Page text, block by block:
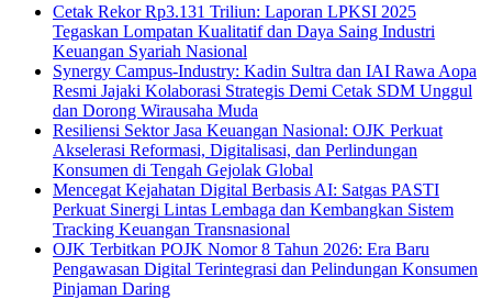
Cetak Rekor Rp3.131 Triliun: Laporan LPKSI 2025
Tegaskan Lompatan Kualitatif dan Daya Saing Industri
Keuangan Syariah Nasional
Synergy Campus-Industry: Kadin Sultra dan IAI Rawa Aopa
Resmi Jajaki Kolaborasi Strategis Demi Cetak SDM Unggul
dan Dorong Wirausaha Muda
Resiliensi Sektor Jasa Keuangan Nasional: OJK Perkuat
Akselerasi Reformasi, Digitalisasi, dan Perlindungan
Konsumen di Tengah Gejolak Global
Mencegat Kejahatan Digital Berbasis AI: Satgas PASTI
Perkuat Sinergi Lintas Lembaga dan Kembangkan Sistem
Tracking Keuangan Transnasional
OJK Terbitkan POJK Nomor 8 Tahun 2026: Era Baru
Pengawasan Digital Terintegrasi dan Pelindungan Konsumen
Pinjaman Daring